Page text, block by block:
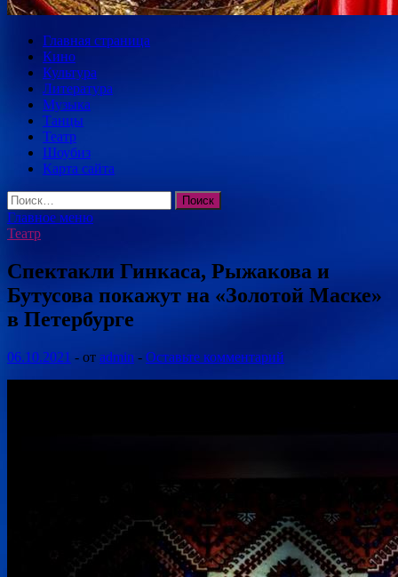
Главная страница
Кино
Культура
Литература
Музыка
Танцы
Театр
Шоубиз
Карта сайта
Найти:
Главное меню
Театр
Спектакли Гинкаса, Рыжакова и
Бутусова покажут на «Золотой Маске»
в Петербурге
06.10.2021 - от admin - Оставьте комментарий